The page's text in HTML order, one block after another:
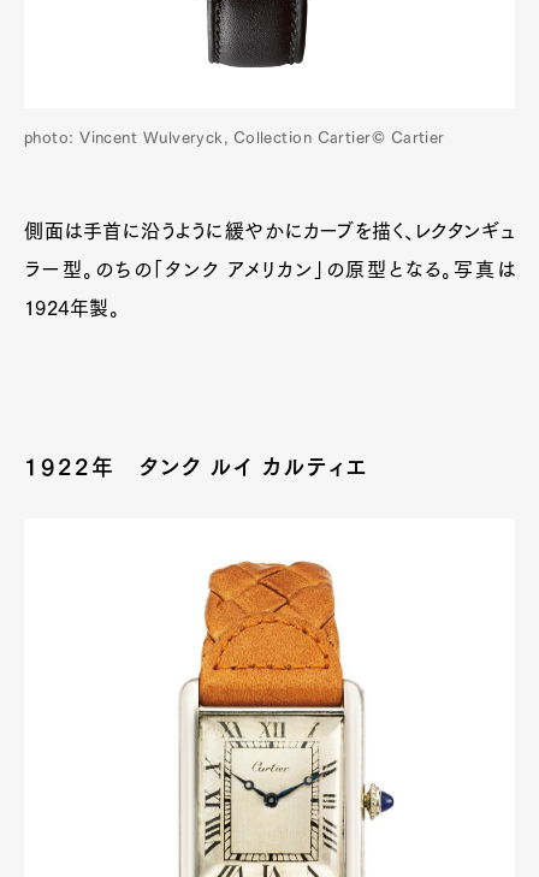
photo: Vincent Wulveryck, Collection Cartier© Cartier
側面は手首に沿うように緩やかにカーブを描く、レクタンギュ
ラー型。のちの「タンク アメリカン」の原型となる。写真は
1924年製。
1922年 タンク ルイ カルティエ